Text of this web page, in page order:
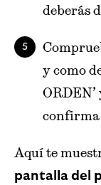
deberás
y como
confirma
Aquí te
pantalla del